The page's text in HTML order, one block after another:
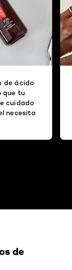
de ácido
que tu
cuidado
necesita
de